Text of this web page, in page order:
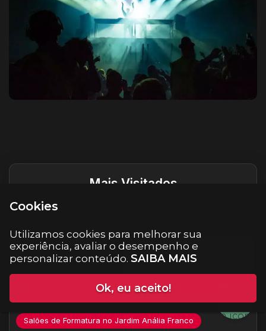
Mais Visitados
Eventos Empresariais em Pinheiros
Formatura e eventos na Vila Santa Catarina
Salles Formaturas no Alto de Pinheiros
Eventos Corporativos Personalizados Na Liberdade São
Formatura na Parada Inglesa
Salões de Formatura no Jardim Anália Franco
Cookies
Utilizamos cookies para melhorar sua
experiência, avaliar o desempenho e
personalizar conteúdo. SAIBA MAIS
Ok, eu aceito!